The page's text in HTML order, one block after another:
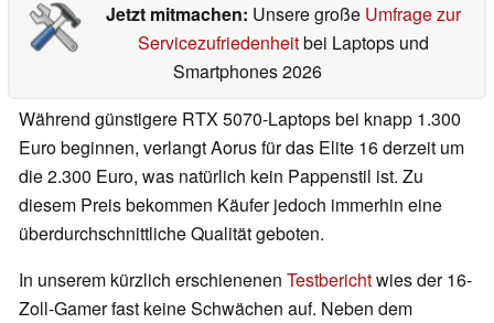
Jetzt mitmachen: Unsere große Umfrage zur
Servicezufriedenheitbei Laptops und
Smartphones 2026
Während günstigere RTX 5070-Laptops bei knapp 1.300
Euro beginnen, verlangt Aorus für das Elite 16 derzeit um
die 2.300 Euro, was natürlich kein Pappenstil ist. Zu
diesem Preis bekommen Käufer jedoch immerhin eine
überdurchschnittliche Qualität geboten.
In unserem kürzlich erschienenen Testberichtwies der 16-
Zoll-Gamer fast keine Schwächen auf. Neben dem